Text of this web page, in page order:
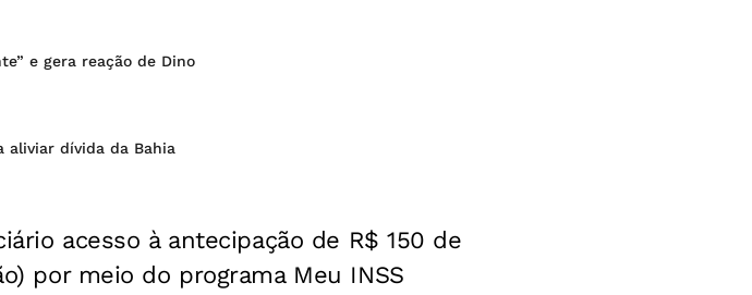
e gera reação de Dino
aliviar dívida da Bahia
acesso à antecipação de R$ 150 de
por meio do programa Meu INSS